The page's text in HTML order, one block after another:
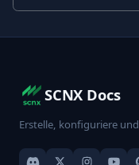
SCNX Docs
Erstelle, konfiguriere